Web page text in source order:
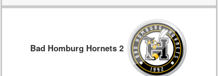
Bad Homburg Hornets 2